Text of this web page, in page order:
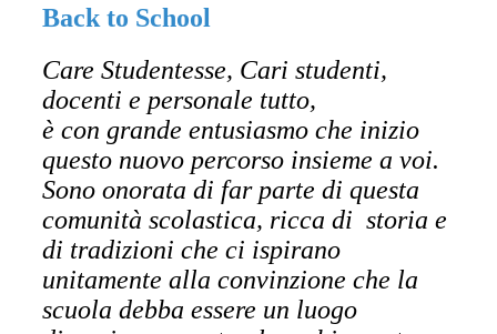
Back to School
Care Studentesse, Cari studenti,
docenti e personale tutto,
è con grande entusiasmo che inizio
questo nuovo percorso insieme a voi.
Sono onorata di far parte di questa
comunità scolastica, ricca di storia e
di tradizioni che ci ispirano
unitamente alla convinzione che la
scuola debba essere un luogo